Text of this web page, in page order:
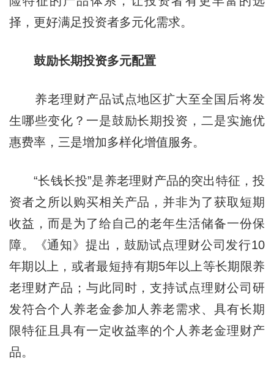
择，更好满足投资者多元化需求。
鼓励长期投资多元配置
养老理财产品试点地区扩大至全国后将发
生哪些变化？一是鼓励长期投资，二是实施优
惠费率，三是增加多样化增值服务。
“长钱长投”是养老理财产品的突出特征，投
资者之所以购买相关产品，并非为了获取短期
收益，而是为了给自己的老年生活储备一份保
障。《通知》提出，鼓励试点理财公司发行10
年期以上，或者最短持有期5年以上等长期限养
老理财产品；与此同时，支持试点理财公司研
发符合个人养老金参加人养老需求、具有长期
限特征且具有一定收益率的个人养老金理财产
品。